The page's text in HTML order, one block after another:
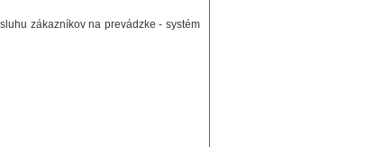
zákazníkov na prevádzke - systém